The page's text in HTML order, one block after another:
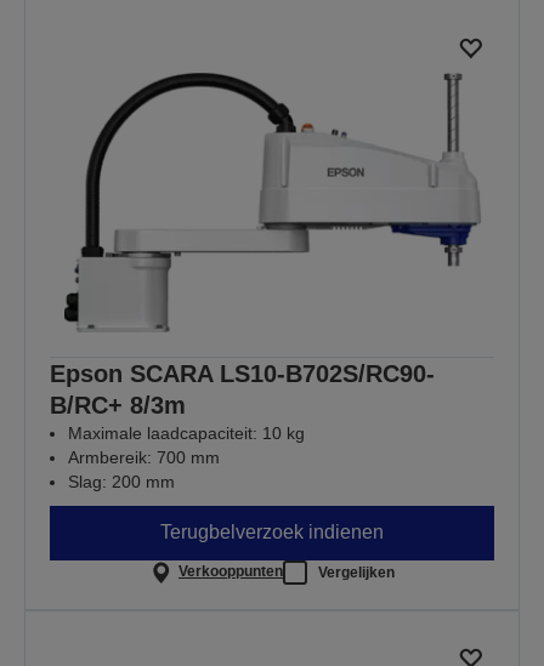
Epson SCARA LS10-B702S/RC90-
B/RC+ 8/3m
Maximale laadcapaciteit: 10 kg
Armbereik: 700 mm
Slag: 200 mm
Terugbelverzoek indienen
Verkooppunten Vergelijken